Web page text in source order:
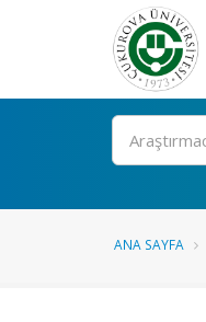
Ara
ANA SAYFA